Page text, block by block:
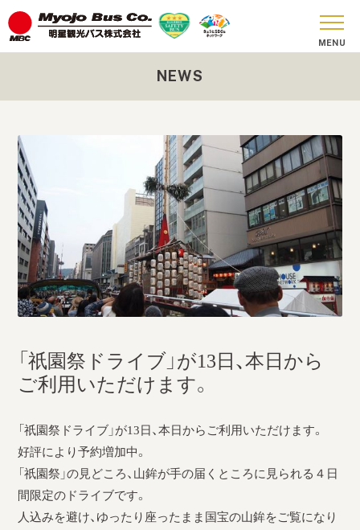
SKY BUS
ツアーコース
安全への取り組み
お問い合わせ
会社概要
採用情報
被害者等支援計画
新型コロナ感染予防対策
NEWS
「祇園祭ドライブ」が13日、本日から
ご利用いただけます。
「祇園祭ドライブ」が13日、本日からご利用いただけます。
好評により予約増加中。
「祇園祭」の見どころ、山鉾が手の届くところに見られる４日
間限定のドライブです。
人込みを避け、ゆったり座ったまま国宝の山鉾をご覧になり